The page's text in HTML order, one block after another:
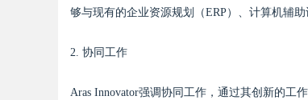
够与现有的企业资源规划（ERP）、计算机辅
2. 协同工作
Aras Innovator强调协同工作，通过其创新的工